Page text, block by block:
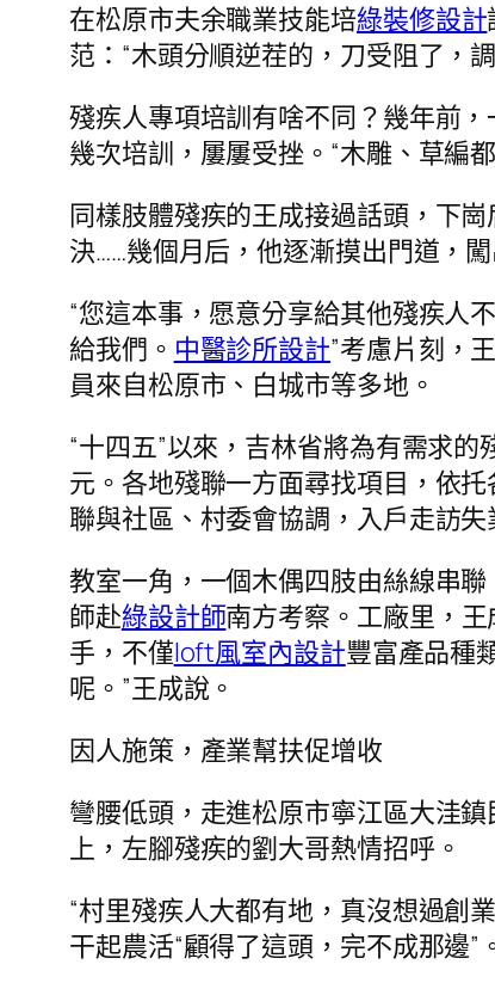
在松原市夫余職業技能培綠裝修設計
范：“木頭分順逆茬的，刀受阻了，
殘疾人專項培訓有啥不同？幾年前
幾次培訓，屢屢受挫。“木雕、草編
同樣肢體殘疾的王成接過話頭，下
決……幾個月后，他逐漸摸出門道，
“您這本事，愿意分享給其他殘疾人
給我們。 中醫診所設計”考慮片刻，
員來自松原市、白城市等多地。
“十四五”以來，吉林省將為有需求
元。各地殘聯一方面尋找項目，依
聯與社區、村委會協調，入戶走訪
教室一角，一個木偶四肢由絲線串
師赴綠設計師南方考察。工廠里，
手，不僅loft風室內設計豐富產品種
呢。”王成說。
因人施策，產業幫扶促增收
彎腰低頭，走進松原市寧江區大洼
上，左腳殘疾的劉大哥熱情招呼。
“村里殘疾人大都有地，真沒想過創
干起農活“顧得了這頭，完不成那邊